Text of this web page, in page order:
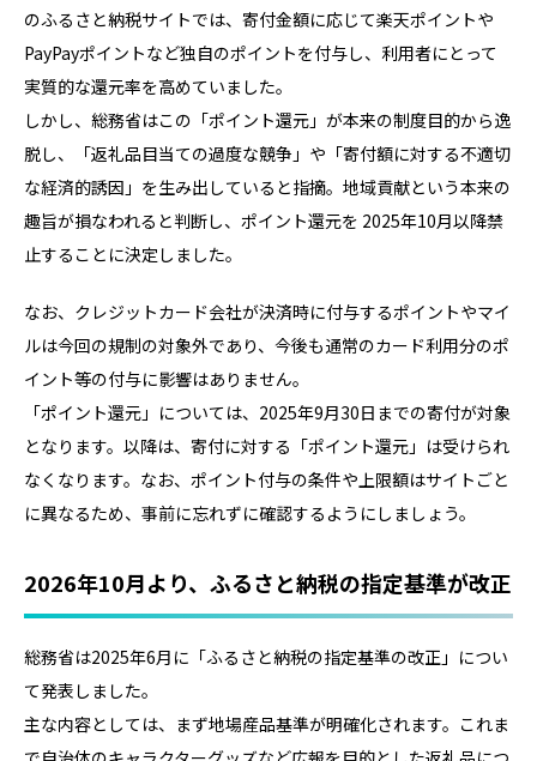
のふるさと納税サイトでは、寄付金額に応じて楽天ポイントや
PayPayポイントなど独自のポイントを付与し、利用者にとって
実質的な還元率を高めていました。
しかし、総務省はこの「ポイント還元」が本来の制度目的から逸
脱し、「返礼品目当ての過度な競争」や「寄付額に対する不適切
な経済的誘因」を生み出していると指摘。地域貢献という本来の
趣旨が損なわれると判断し、ポイント還元を 2025年10月以降禁
止することに決定しました。
なお、クレジットカード会社が決済時に付与するポイントやマイ
ルは今回の規制の対象外であり、今後も通常のカード利用分のポ
イント等の付与に影響はありません。
「ポイント還元」については、2025年9月30日までの寄付が対象
となります。以降は、寄付に対する「ポイント還元」は受けられ
なくなります。なお、ポイント付与の条件や上限額はサイトごと
に異なるため、事前に忘れずに確認するようにしましょう。
2026年10月より、ふるさと納税の指定基準が改正
総務省は2025年6月に「ふるさと納税の指定基準の改正」につい
て発表しました。
主な内容としては、まず地場産品基準が明確化されます。これま